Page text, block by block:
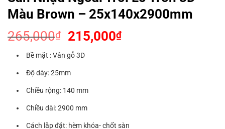
Màu Brown – 25x140x2900mm
265,000₫
Giá
gốc
là:
265,000₫.
215,000₫Giá
Bề mặt : Vân gỗ 3D
Độ dày: 25mm
Chiều rộng: 140 mm
Chiều dài: 2900 mm
Cách lắp đặt: hèm khóa- chốt sàn